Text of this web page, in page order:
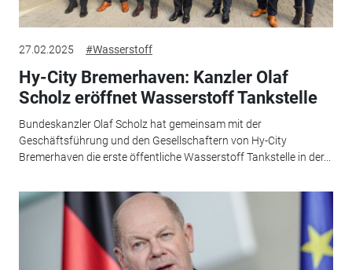
27.02.2025 #Wasserstoff
Hy-City Bremerhaven: Kanzler Olaf
Scholz eröffnet Wasserstoff Tankstelle
Bundeskanzler Olaf Scholz hat gemeinsam mit der
Geschäftsführung und den Gesellschaftern von Hy-City
Bremerhaven die erste öffentliche Wasserstoff Tankstelle in der...